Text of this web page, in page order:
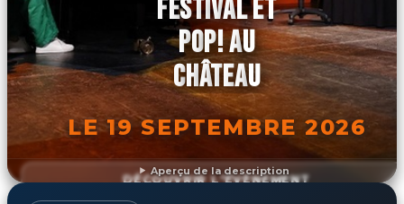
Aperçu de la description
FESTIVAL ET
POP! AU
CHÂTEAU
LE 19 SEPTEMBRE 2026
DÉCOUVRIR L'ÉVÉNEMENT